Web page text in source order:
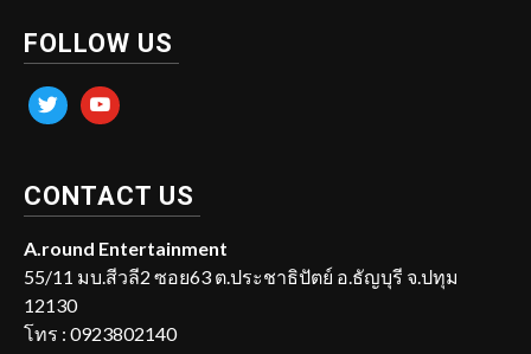
FOLLOW US
twitter youtube
CONTACT US
A.round Entertainment
55/11 มบ.สีวลี2 ซอย63 ต.ประชาธิปัตย์ อ.ธัญบุรี จ.ปทุม
12130
โทร : 0923802140